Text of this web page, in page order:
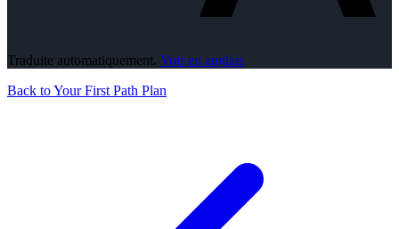
Traduite automatiquement. Voir en anglais
Back to Your First Path Plan